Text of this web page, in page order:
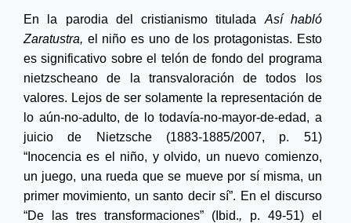
En la parodia del cristianismo titulada Así habló
Zaratustra, el niño es uno de los protagonistas. Esto
es significativo sobre el telón de fondo del programa
nietzscheano de la transvaloración de todos los
valores. Lejos de ser solamente la representación de
lo aún-no-adulto, de lo todavía-no-mayor-de-edad, a
juicio de Nietzsche (1883-1885/2007, p. 51)
“Inocencia es el niño, y olvido, un nuevo comienzo,
un juego, una rueda que se mueve por sí misma, un
primer movimiento, un santo decir sí”. En el discurso
“De las tres transformaciones” (Ibid., p.
49-51) el